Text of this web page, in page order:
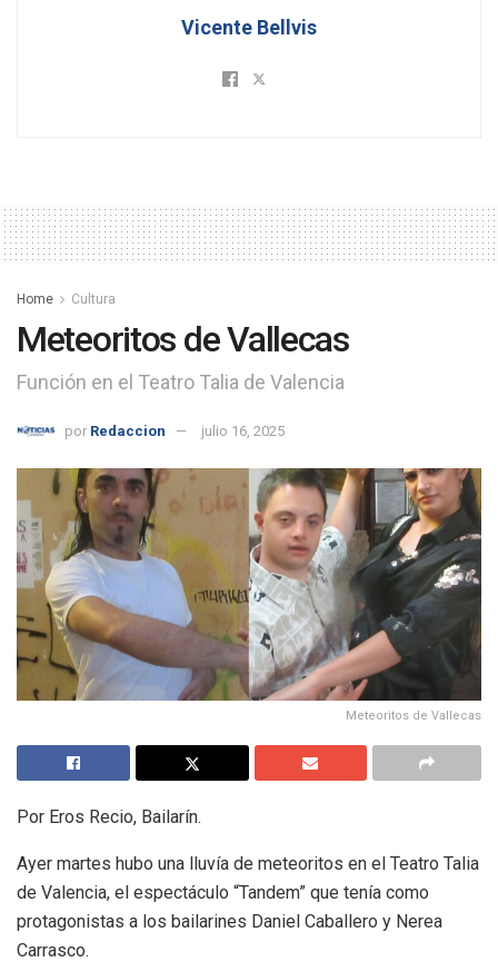
Vicente Bellvis
Home Cultura
Meteoritos de Vallecas
Función en el Teatro Talia de Valencia
por Redaccion julio 16, 2025
Meteoritos de Vallecas
Por Eros Recio, Bailarín.
Ayer martes hubo una lluvía de meteoritos en el Teatro Talia
de Valencia, el espectáculo “Tandem” que tenía como
protagonistas a los bailarines Daniel Caballero y Nerea
Carrasco.